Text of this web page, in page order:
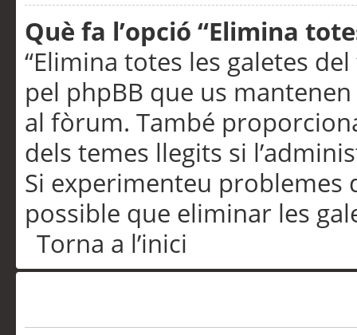
Què fa l’opció “Elimina
“Elimina totes les galetes
pel phpBB que us
al fòrum. També
dels temes llegits si
Si experimenteu problemes
possible que eliminar les
Torna a l’inici